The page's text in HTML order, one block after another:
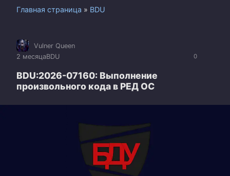
Главная страница » BDU
0
Vulner Queen
2 месяцаBDU
BDU:2026-07160: Выполнение
произвольного кода в РЕД ОС